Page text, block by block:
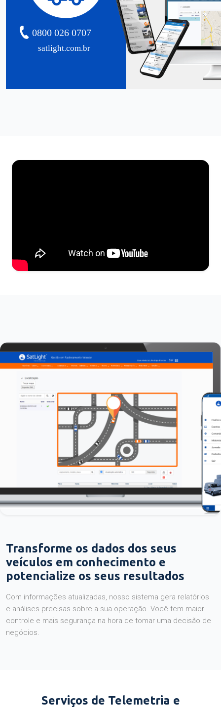
satlight.com.br
0800 026 0707
Transforme os dados dos seus
veículos em conhecimento e
potencialize os seus resultados
Com informações atualizadas, nosso sistema gera relatórios
e análises precisas sobre a sua operação. Você tem maior
controle e mais segurança na hora de tomar uma decisão de
negócios.
Serviços de Telemetria e